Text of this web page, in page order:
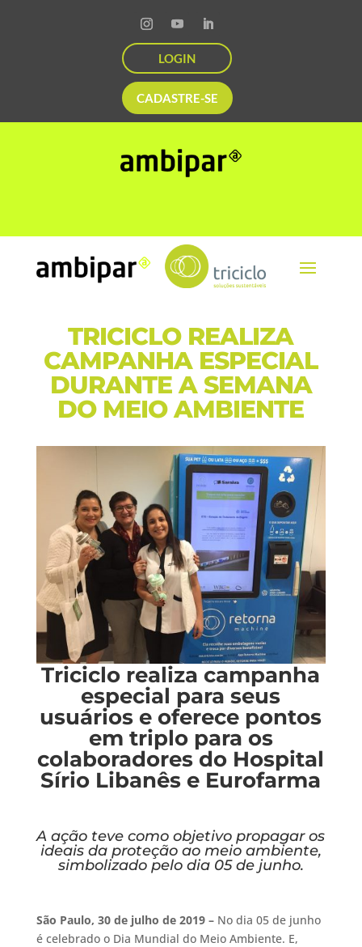
LOGIN
CADASTRE-SE
TRICICLO REALIZA
CAMPANHA ESPECIAL
DURANTE A SEMANA
DO MEIO AMBIENTE
Triciclo realiza campanha
especial para seus
usuários e oferece pontos
em triplo para os
colaboradores do Hospital
Sírio Libanês e Eurofarma
A ação teve como objetivo propagar os
ideais da proteção ao meio ambiente,
simbolizado pelo dia 05 de junho.
São Paulo, 30 de julho de 2019 –No dia 05 de junho
é celebrado o Dia Mundial do Meio Ambiente. E,